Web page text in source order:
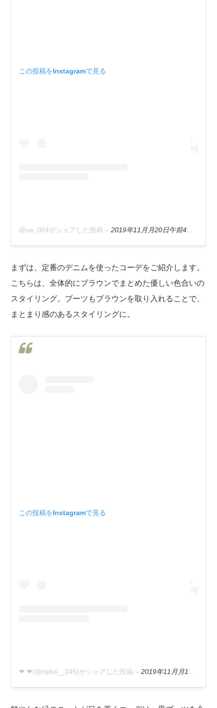
この投稿をInstagramで見る
@ue_004がシェアした投稿 –2019年11月月20日午前4時37分PST
まずは、定番のデニムを使ったコーデをご紹介します。
こちらは、全体的にブラウンでまとめた優しい色合いの
スタイリング。ブーツもブラウンを取り入れることで、
まとまり感のあるスタイリングに。
この投稿をInstagramで見る
❤︎ ❤︎(@nijiko__245)がシェアした投稿 –2019年11月月17日午前12時51分PST